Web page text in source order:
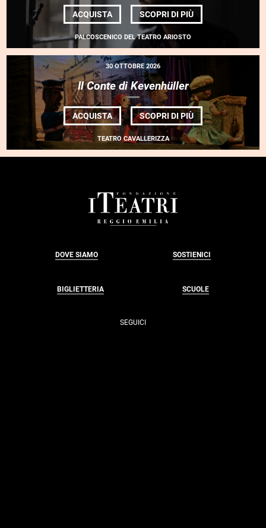
ACQUISTA SCOPRI DI PIÙDI
ERIK
PALCOSCENICO DEL TEATRO ARIOSTO
30 OTTOBRE 2026
Il Conte di Kevenhüller
ACQUISTA SCOPRI DI PIÙDI
<EM>IL
CONTE
DI
KEVENHÜLLER</
TEATRO CAVALLERIZZA
DOVE SIAMO SOSTIENICI
BIGLIETTERIA SCUOLE
SEGUICI